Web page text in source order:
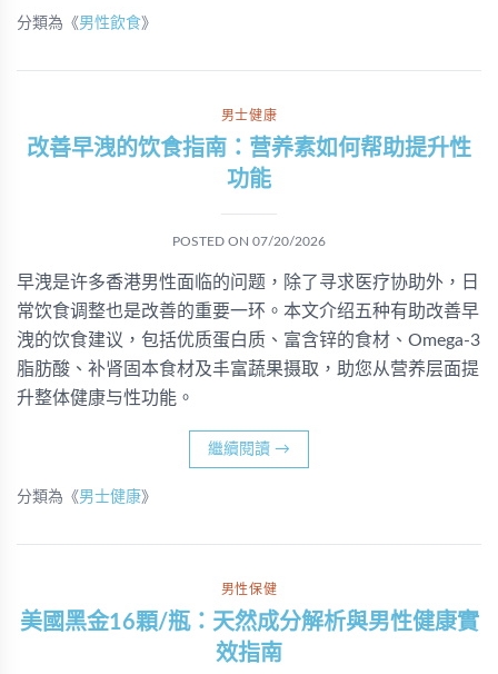
分類為《男性飲食》
男士健康
改善早洩的饮食指南：营养素如何帮助提升性
功能
POSTED ON 07/20/2026
早洩是许多香港男性面临的问题，除了寻求医疗协助外，日
常饮食调整也是改善的重要一环。本文介绍五种有助改善早
洩的饮食建议，包括优质蛋白质、富含锌的食材、Omega-3
脂肪酸、补肾固本食材及丰富蔬果摄取，助您从营养层面提
升整体健康与性功能。
繼續閱讀 →
分類為《男士健康》
男性保健
美國黑金16顆/瓶：天然成分解析與男性健康實
效指南